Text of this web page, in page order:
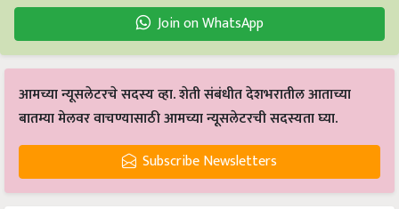
Join on WhatsApp
आमच्या न्यूसलेटरचे सदस्य व्हा. शेती संबंधीत देशभरातील आताच्या
बातम्या मेलवर वाचण्यासाठी आमच्या न्यूसलेटरची सदस्यता घ्या.
Subscribe Newsletters